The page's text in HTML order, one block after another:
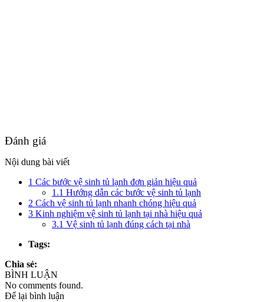
Đánh giá
Nội dung bài viết
1 Các bước vệ sinh tủ lạnh đơn giản hiệu quả
1.1 Hướng dẫn các bước vệ sinh tủ lạnh
2 Cách vệ sinh tủ lạnh nhanh chóng hiệu quả
3 Kinh nghiệm vệ sinh tủ lạnh tại nhà hiệu quả
3.1 Vệ sinh tủ lạnh đúng cách tại nhà
Tags:
Chia sẻ:
BÌNH LUẬN
No comments found.
Để lại bình luận